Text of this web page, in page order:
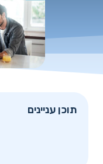
תוכן עניינים